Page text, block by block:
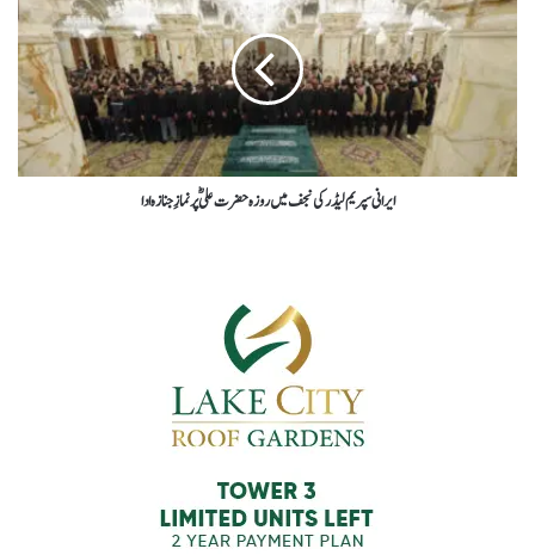
ایرانی سپریم لیڈر کی نجف میں روزہ حضرت علیؓ پر نمازِ جنازہ ادا